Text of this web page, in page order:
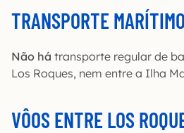
TRANSPORTE
Não há transporte regular de
Los Roques, nem entre a Ilha
VÔOS ENTRE LOS